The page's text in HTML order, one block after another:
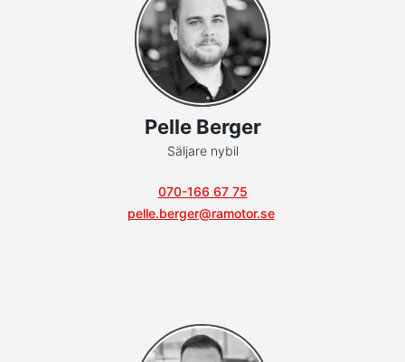
Pelle Berger
Säljare nybil
070-166 67 75
pelle.berger@ramotor.se